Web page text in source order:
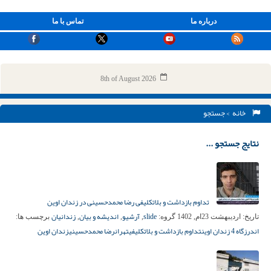
تماس با ما درباره ما
8th of August 2026
خانه > جستجو
نتایج جستجو ...
تداوم بازداشت و بلاتکلیفی رضا محمدحسینی در زندان اوین
تاریخ: اردیبهشت 23ام, 1402 گروه: slide
, آرشیو, اندیشه و بیان, زندانیان برچسب ها:
اندرزگاه 4 زندان اوین تداوم بازداشت و بلاتکلیفیتهرانرضا محمدحسینیزندان اوین